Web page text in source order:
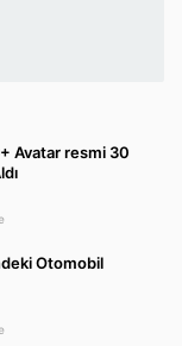
Avatar resmi 30
Otomobil